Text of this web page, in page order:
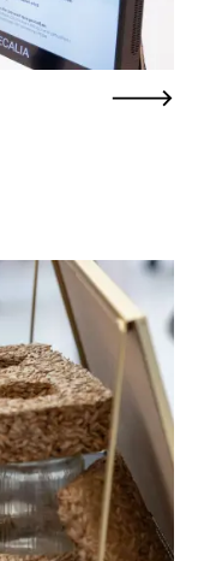
nachhaltige
als
KIGI und den
das Start-up
mit